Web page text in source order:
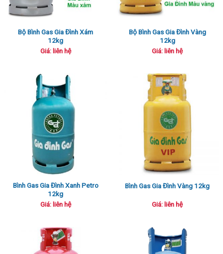
Bộ Bình Gas Gia Đình Xám
12kg
Giá: liên hệ
Bộ Bình Gas Gia Đình Vàng
12kg
Giá: liên hệ
Bình Gas Gia Đình Xanh Petro
12kg
Giá: liên hệ
Bình Gas Gia Đình Vàng 12kg
Giá: liên hệ